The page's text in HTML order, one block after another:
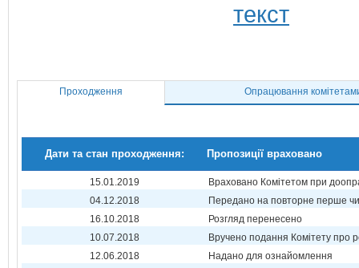
Проходження Опрацювання
Дати та стан проходження: Пропозиції враховано
15.01.2019
Враховано Комітетом при
04.12.2018
Передано на повторне перше
16.10.2018
Розгляд перенесено
10.07.2018
Вручено подання Комітету про
12.06.2018
Надано для ознайомлення